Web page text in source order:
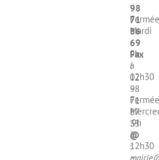
98
71
86
69
Fax
:
02
98
71
87
33
@
:
–
Fermée
Mardi
:
9h
à
12h30
–
Fermée
:9h
à
12h30
–